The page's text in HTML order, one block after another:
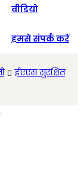
वीडियो
हमसे संपर्क करें
ईएएस सुरक्षित